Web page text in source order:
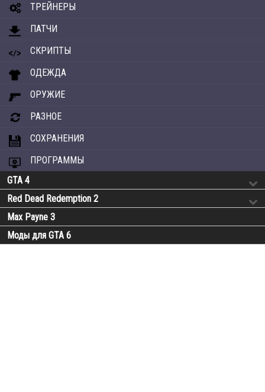
ТРЕЙНЕРЫ
ПАТЧИ
СКРИПТЫ
ОДЕЖДА
ОРУЖИЕ
РАЗНОЕ
СОХРАНЕНИЯ
ПРОГРАММЫ
GTA 4
Red Dead Redemption 2
Max Payne 3
Моды для GTA 6